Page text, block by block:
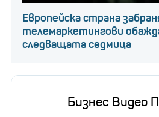
Европейска страна
телемаркетингови
следващата седмица
Бизнес Видео